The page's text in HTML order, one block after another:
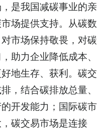
是我国减碳事业的亲
场提供支持。从碳数
市场保持敬畏，对碳
助力企业降低成本、
地生存、获利。碳交
，结合碳排放总量、
开发能力；国际碳市
碳交易市场是连接